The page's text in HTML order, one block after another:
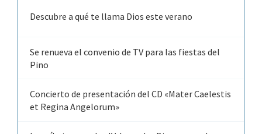
Descubre a qué te llama Dios este verano
Se renueva el convenio de TV para las fiestas del
Pino
Concierto de presentación del CD «Mater Caelestis
et Regina Angelorum»